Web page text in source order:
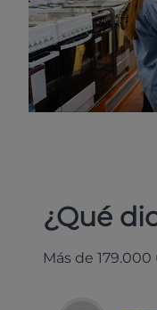
¿Qué
Más de